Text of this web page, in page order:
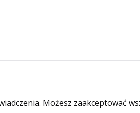
Możesz zaakceptować